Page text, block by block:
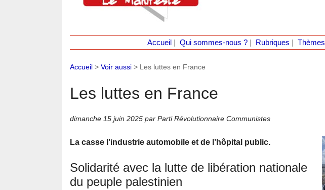
Accueil Qui sommes-nous ?| Rubriques Thèmes
Accueil > Voir aussi > Les luttes en France
Les luttes en France
dimanche 15 juin 2025 par Parti Révolutionnaire Communistes
La casse l’industrie automobile et de l’hôpital public.
Solidarité avec la lutte de libération nationale
du peuple palestinien